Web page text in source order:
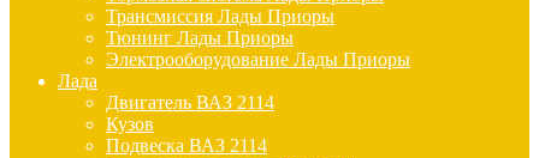
Трансмиссия Лады Приоры
Тюнинг Лады Приоры
Электрооборудование Лады Приоры
Лада
Двигатель ВАЗ 2114
Кузов
Подвеска ВАЗ 2114